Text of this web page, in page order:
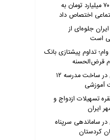
بانک مهر ایران بیش از ۷۰ میلیارد تومان به
اختصاص داد
جلوه‌ای از
است
فقره وام؛ تداوم پیشتازی بانک
قرض‌الحسنه
مشارکت بانک مهر ایران در ساخت مدرسه ۱۲
آموزشی
۱۵هزار فقره تسهیلات ازدواج و
ایران
ساماندهی سرپناه
کردستان